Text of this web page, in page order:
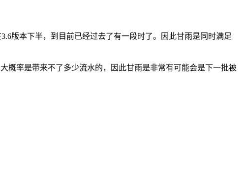
版本下半，到目前已经过去了有一段时了。因此甘雨是同时满足
概率是带来不了多少流水的，因此甘雨是非常有可能会是下一批被